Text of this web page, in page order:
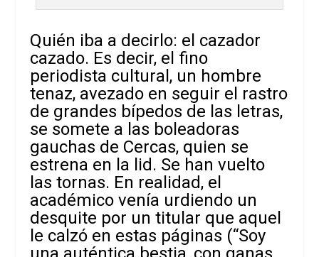
Quién iba a decirlo: el cazador
cazado. Es decir, el fino
periodista cultural, un hombre
tenaz, avezado en seguir el rastro
de grandes bípedos de las letras,
se somete a las boleadoras
gauchas de Cercas, quien se
estrena en la lid. Se han vuelto
las tornas. En realidad, el
académico venía urdiendo un
desquite por un titular que aquel
le calzó en estas páginas (“Soy